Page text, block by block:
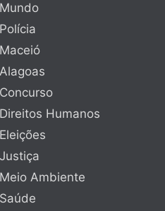
Mundo
Polícia
Maceió
Alagoas
Concurso
Direitos Humanos
Eleições
Justiça
Meio Ambiente
Saúde